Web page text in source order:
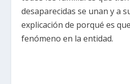
desaparecidas se unan y a
explicación de porqué es
fenómeno en la entidad.